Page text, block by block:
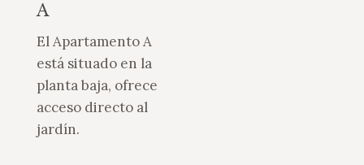
A
El Apartamento A
está situado en la
planta baja, ofrece
acceso directo al
jardín.